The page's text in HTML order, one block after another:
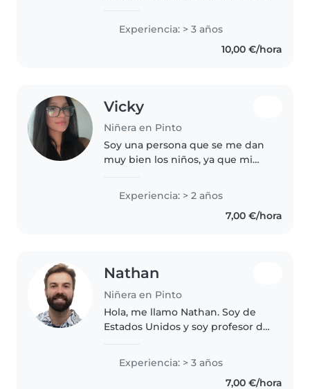
todas las edades, incluyendo
bebés, niños pequeños,
Experiencia: > 3 años
10,00 €/hora
Vicky
Niñera en Pinto
Soy una persona que se me dan
muy bien los niños, ya que mi
primos y sobrinos pequeños a
los cual les cuidaba siempre,
tengo muchísima paciencia con
Experiencia: > 2 años
7,00 €/hora
Nathan
Niñera en Pinto
Hola, me llamo Nathan. Soy de
Estados Unidos y soy profesor de
para agosto y septiembre antes
de empezar mis clases. Me
gustaría incorporar la enseñanza..
Experiencia: > 3 años
7,00 €/hora